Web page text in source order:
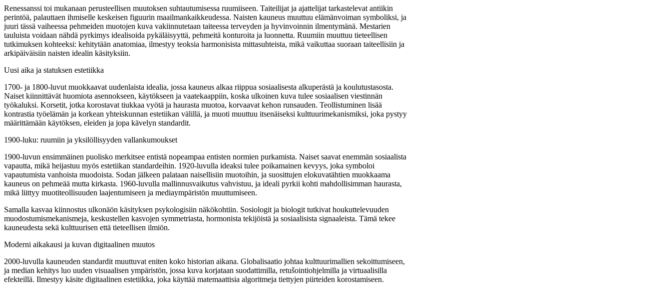
Renessanssi toi mukanaan perusteellisen muutoksen suhtautumisessa ruumiiseen. Taiteilijat ja ajattelijat tarkastelevat antiikin
perintöä, palauttaen ihmiselle keskeisen figuurin maailmankaikkeudessa. Naisten kauneus muuttuu elämänvoiman symboliksi, ja
juuri tässä vaiheessa pehmeiden muotojen kuva vakiinnutetaan taiteessa terveyden ja hyvinvoinnin ilmentymänä. Mestarien
tauluista voidaan nähdä pyrkimys idealisoida pykäläisyyttä, pehmeitä konturoita ja luonnetta. Ruumiin muuttuu tieteellisen
tutkimuksen kohteeksi: kehitytään anatomiaa, ilmestyy teoksia harmonisista mittasuhteista, mikä vaikuttaa suoraan taiteellisiin ja
arkipäiväisiin naisten idealin käsityksiin.
Uusi aika ja statuksen estetiikka
1700- ja 1800-luvut muokkaavat uudenlaista idealia, jossa kauneus alkaa riippua sosiaalisesta alkuperästä ja koulutustasosta.
Naiset kiinnittävät huomiota asennokseen, käytökseen ja vaatekaappiin, koska ulkoinen kuva tulee sosiaalisen viestinnän
työkaluksi. Korsetit, jotka korostavat tiukkaa vyötä ja haurasta muotoa, korvaavat kehon runsauden. Teollistuminen lisää
kontrastia työelämän ja korkean yhteiskunnan estetiikan välillä, ja muoti muuttuu itsenäiseksi kulttuurimekanismiksi, joka pystyy
määrittämään käytöksen, eleiden ja jopa kävelyn standardit.
1900-luku: ruumiin ja yksilöllisyyden vallankumoukset
1900-luvun ensimmäinen puolisko merkitsee entistä nopeampaa entisten normien purkamista. Naiset saavat enemmän sosiaalista
vapautta, mikä heijastuu myös estetiikan standardeihin. 1920-luvulla ideaksi tulee poikamainen kevyys, joka symboloi
vapautumista vanhoista muodoista. Sodan jälkeen palataan naisellisiin muotoihin, ja suosittujen elokuvatähtien muokkaama
kauneus on pehmeää mutta kirkasta. 1960-luvulla mallinnusvaikutus vahvistuu, ja ideali pyrkii kohti mahdollisimman haurasta,
mikä liittyy muotiteollisuuden laajentumiseen ja mediaympäristön muuttumiseen.
Samalla kasvaa kiinnostus ulkonäön käsityksen psykologisiin näkökohtiin. Sosiologit ja biologit tutkivat houkuttelevuuden
muodostumismekanismeja, keskustellen kasvojen symmetriasta, hormonista tekijöistä ja sosiaalisista signaaleista. Tämä tekee
kauneudesta sekä kulttuurisen että tieteellisen ilmiön.
Moderni aikakausi ja kuvan digitaalinen muutos
2000-luvulla kauneuden standardit muuttuvat eniten koko historian aikana. Globalisaatio johtaa kulttuurimallien sekoittumiseen,
ja median kehitys luo uuden visuaalisen ympäristön, jossa kuva korjataan suodattimilla, retušointiohjelmilla ja virtuaalisilla
efekteillä. Ilmestyy käsite digitaalinen estetiikka, joka käyttää matemaattisia algoritmeja tiettyjen piirteiden korostamiseen.